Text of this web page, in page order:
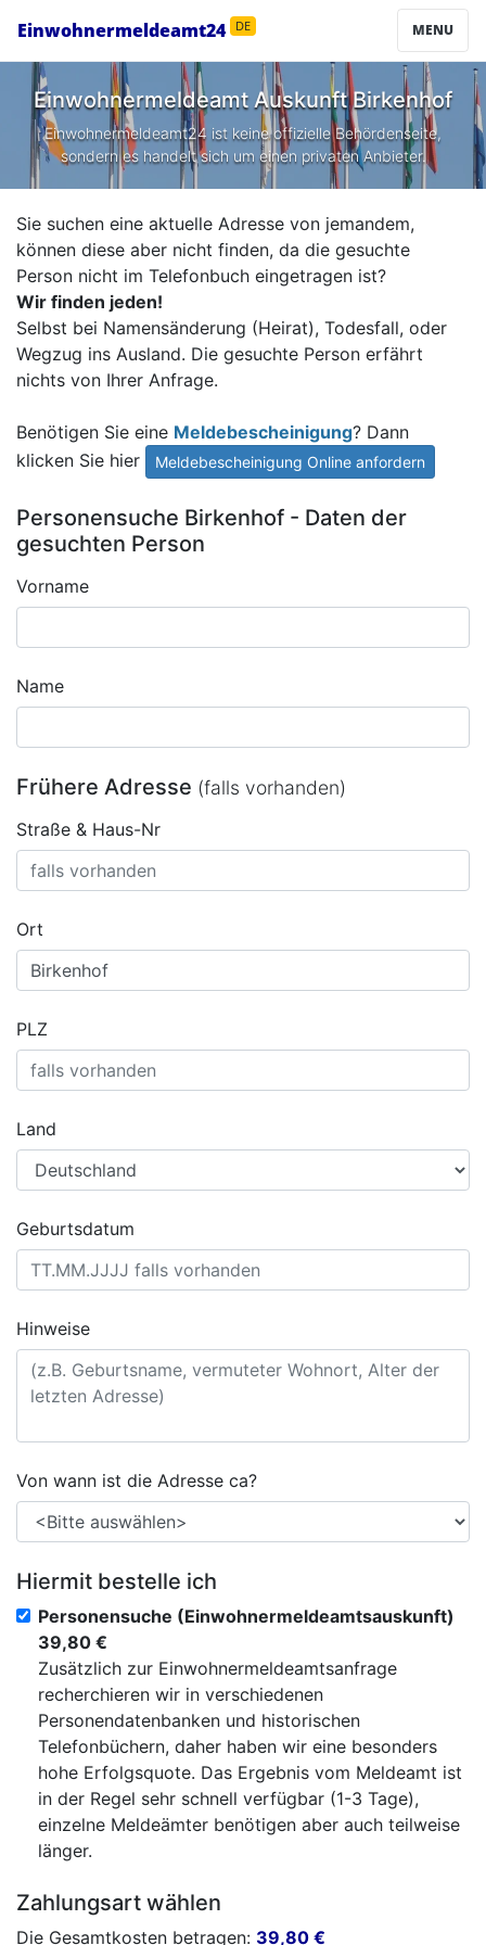
Einwohnermeldeamt24 DE MENU
Einwohnermeldeamt AuskunftBirkenhof
Einwohnermeldeamt24 ist keine offizielle Behördenseite,
sondern es handelt sich um einen privaten Anbieter.
Sie suchen eine aktuelle Adresse von jemandem,
können diese aber nicht finden, da die gesuchte
Person nicht im Telefonbuch eingetragen ist?
Wir finden jeden!
Selbst bei Namensänderung (Heirat), Todesfall, oder
Wegzug ins Ausland. Die gesuchte Person erfährt
nichts von Ihrer Anfrage.
Benötigen Sie eine Meldebescheinigung? Dann
klicken Sie hier
Meldebescheinigung Online anfordern
Personensuche Birkenhof - Daten der
gesuchten Person
Vorname
Name
Frühere Adresse (falls vorhanden)
Straße & Haus-Nr
Ort
PLZ
Land
Geburtsdatum
Hinweise
Von wann ist die Adresse ca?
Hiermit bestelle ich
Personensuche (Einwohnermeldeamtsauskunft)
39,80 €
Zusätzlich zur Einwohnermeldeamtsanfrage
recherchieren wir in verschiedenen
Personendatenbanken und historischen
Telefonbüchern, daher haben wir eine besonders
hohe Erfolgsquote. Das Ergebnis vom Meldeamt ist
in der Regel sehr schnell verfügbar (1-3 Tage),
einzelne Meldeämter benötigen aber auch teilweise
länger.
Zahlungsart wählen
Die Gesamtkosten betragen: 39,80 €